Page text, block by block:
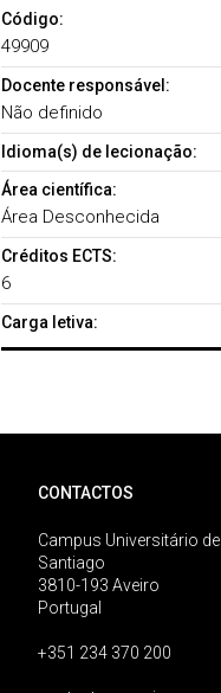
Código:
49909
Docente responsável:
Não definido
Idioma(s) de lecionação:
Área científica:
Área Desconhecida
Créditos ECTS:
6
Carga letiva:
CONTACTOS
Campus Universitário de
Santiago
3810-193 Aveiro
Portugal
+351 234 370 200